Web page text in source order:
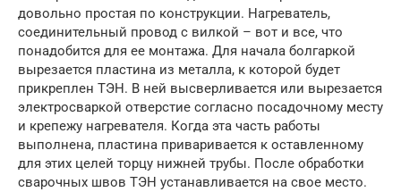
довольно простая по конструкции. Нагреватель,
соединительный провод с вилкой – вот и все, что
понадобится для ее монтажа. Для начала болгаркой
вырезается пластина из металла, к которой будет
прикреплен ТЭН. В ней высверливается или вырезается
электросваркой отверстие согласно посадочному месту
и крепежу нагревателя. Когда эта часть работы
выполнена, пластина приваривается к оставленному
для этих целей торцу нижней трубы. После обработки
сварочных швов ТЭН устанавливается на свое место.